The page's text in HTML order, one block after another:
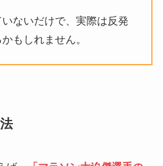
ないだけで、実際は反発
もしれません。